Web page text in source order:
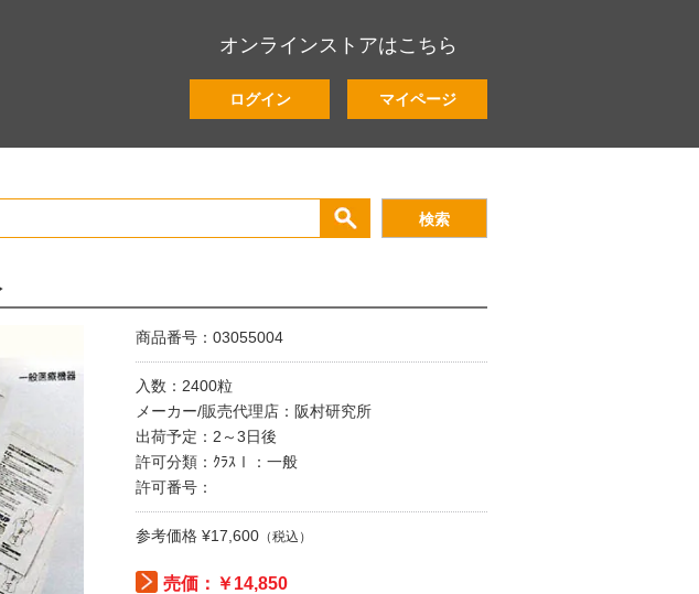
オンラインストアはこちら
ログイン マイページ
商品番号：03055004
入数：2400粒
メーカー/販売代理店：阪村研究所
出荷予定：2～3日後
許可分類：ｸﾗｽⅠ：一般
許可番号：
参考価格 ¥17,600 （税込）
売価：￥14,850